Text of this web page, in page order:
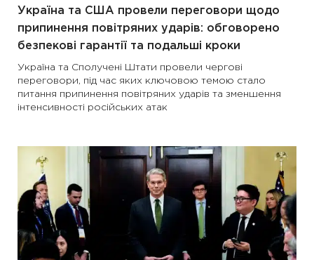
Україна та США провели переговори щодо
припинення повітряних ударів: обговорено
безпекові гарантії та подальші кроки
Україна та Сполучені Штати провели чергові
переговори, під час яких ключовою темою стало
питання припинення повітряних ударів та зменшення
інтенсивності російських атак